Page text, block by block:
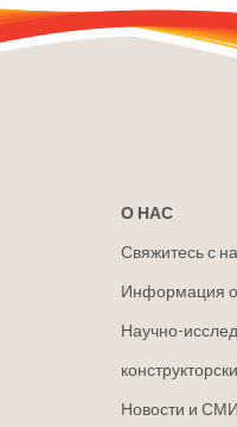
О НАС
Свяжитесь с
Информация
Научно-
Новости и СМИ